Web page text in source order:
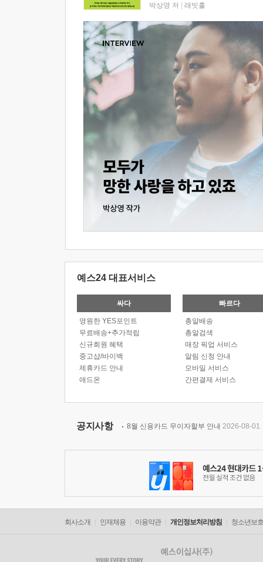
박상영 저 래빗홀
예스24 대표서비스
싸다
영원한 YES포인트
무료배송+추가적립
신규회원 혜택
중고샵/바이백
제휴카드 안내
애드온
빠르다
총알배송
총알검색
매장 픽업 서비스
알림 신청 안내
모바일 서비스
간편결제 서비스
공지사항 8월 신용카드 무이자할부 안내 2026-08-01
회사소개 인재채용 이용약관 개인정보처리방침 청소년보